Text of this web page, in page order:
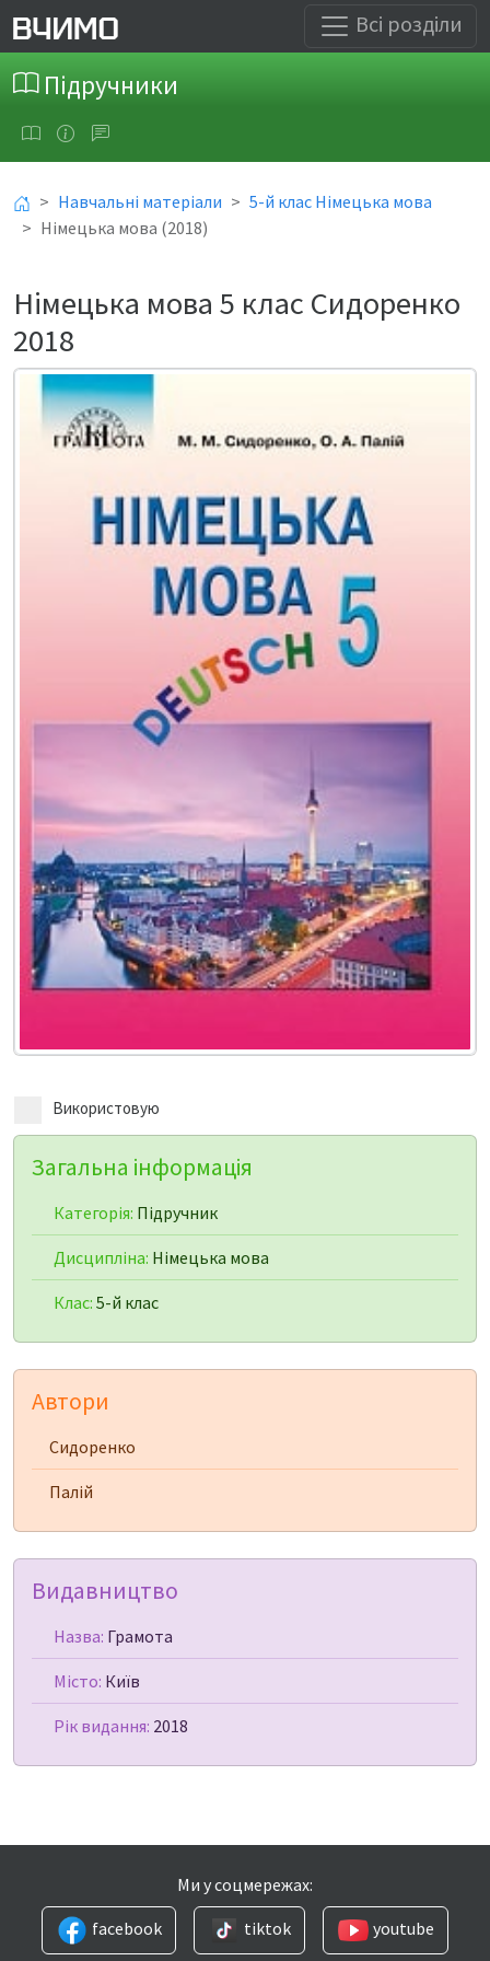
Всі розділи
Підручники
Навчальні матеріали
5-й клас Німецька мова
Німецька мова (2018)
Німецька мова 5 клас Сидоренко
2018
Використовую
Загальна інформація
Категорія: Підручник
Дисципліна: Німецька мова
Клас: 5-й клас
Автори
Сидоренко
Палій
Видавництво
Назва: Грамота
Місто: Київ
Рік видання: 2018
Ми у соцмережах:
facebook
tiktok youtube